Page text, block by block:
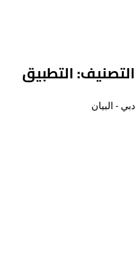
التصنيف:التطبيق
دبي - البيان